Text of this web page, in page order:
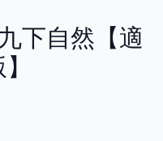
下自然【適